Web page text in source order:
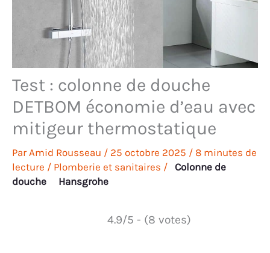
Test : colonne de douche
DETBOM économie d’eau avec
mitigeur thermostatique
ParAmid Rousseau / 25 octobre 2025 / 8 minutes de
lecture / Plomberie et sanitaires / Colonne de
douche
Hansgrohe
4.9/5 - (8 votes)